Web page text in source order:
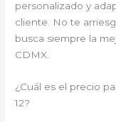
personalizado y
cliente. No te
busca siempre la
CDMX.
¿Cuál es el precio
12?